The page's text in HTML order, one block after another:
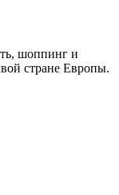
шоппинг и
стране Европы.